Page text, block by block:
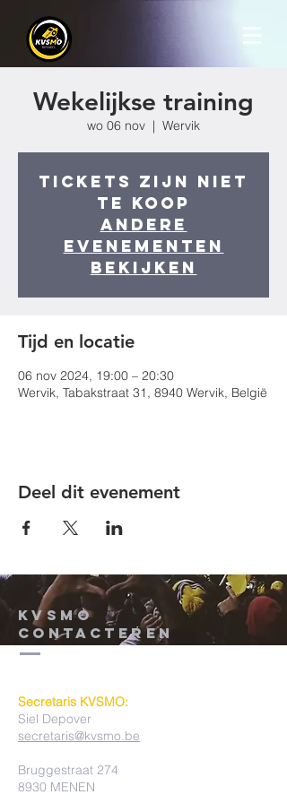
Wekelijkse training
wo 06 nov
  |
Wervik
Tickets zijn niet
te koop
Andere
evenementen
bekijken
Tijd en locatie
06 nov 2024, 19:00 – 20:30
Wervik, Tabakstraat 31, 8940 Wervik, België
Deel dit evenement
KVSMO
contacteren
Secretaris KVSMO:
Siel Depover
secretaris@kvsmo.be
Bruggestraat 274
8930 MENEN